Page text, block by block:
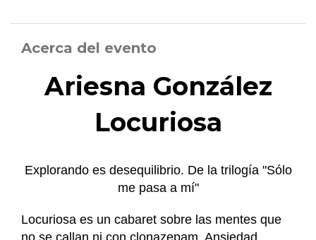
Acerca del evento
Ariesna González
Locuriosa
Explorando es desequilibrio. De la trilogía "Sólo
me pasa a mí"
Locuriosa es un cabaret sobre las mentes que